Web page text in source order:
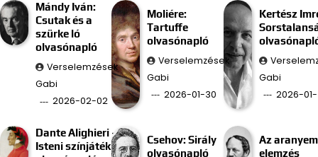
Mándy Iván:
Csutak és a
szürke ló
olvasónapló
Verselemzések
Gabi
2026-02-02
Moliére:
Tartuffe
olvasónapló
Verselemzések
Gabi
2026-01-30
Kertész
Gabi
2026-
Dante Alighieri –
Isteni színjáték
Csehov: Sirály
olvasónapló
Az
elemzés